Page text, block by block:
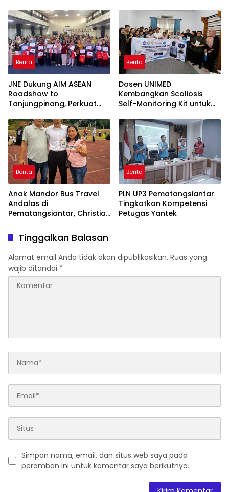
Berita
JNE Dukung AIM ASEAN
Roadshow to
Tanjungpinang, Perkuat
Pemanfaatan Teknologi AI
Berita
Dosen UNIMED
Kembangkan Scoliosis
Self-Monitoring Kit untuk
Mandiri Pasien Scoliosis
Berita
Anak Mandor Bus Travel
Andalas di
Pematangsiantar, Christian
AD 2026
Berita
PLN UP3 Pematangsiantar
Tingkatkan Kompetensi
Petugas Yantek
Tinggalkan Balasan
Alamat email Anda tidak akan dipublikasikan. Ruas yang
wajib ditandai *
Simpan nama, email, dan situs web saya pada
peramban ini untuk komentar saya berikutnya.